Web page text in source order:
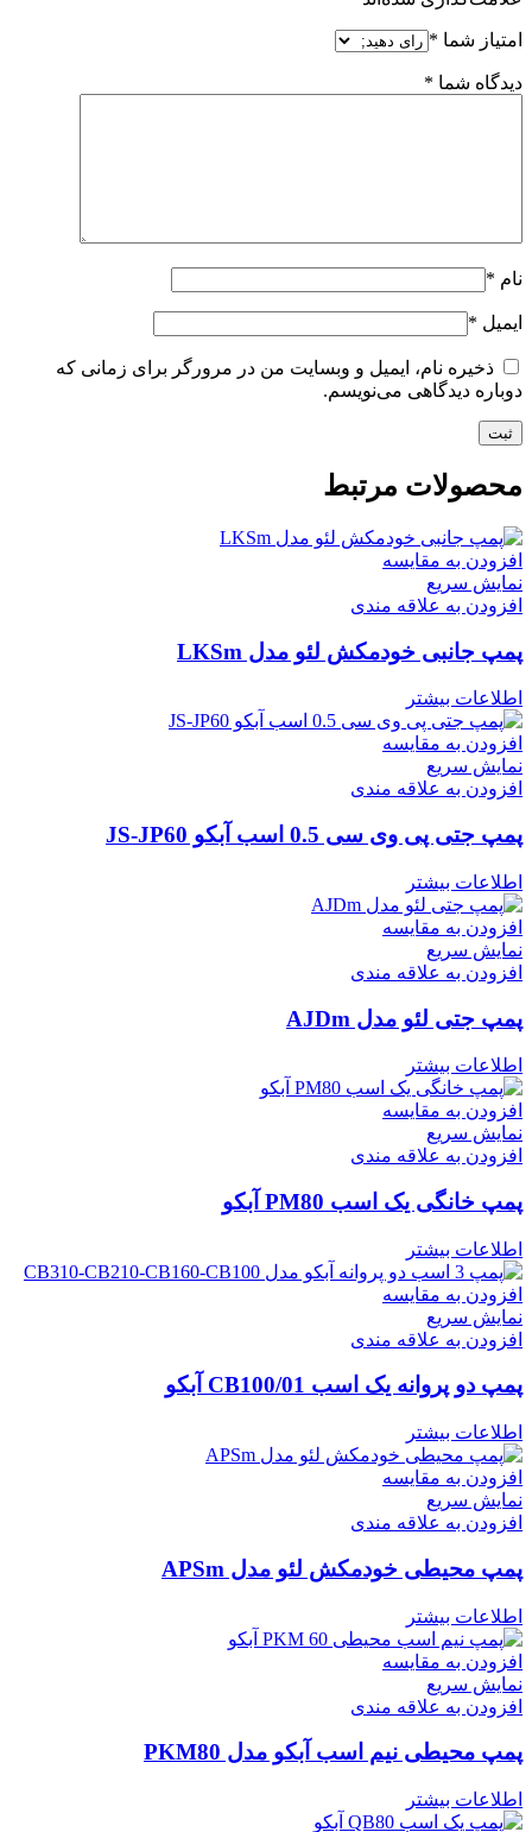
امتیاز شما *
دیدگاه شما *
نام *
ایمیل *
ذخیره نام، ایمیل و وبسایت من در مرورگر برای زمانی که
دوباره دیدگاهی می‌نویسم.
محصولات مرتبط
افزودن به مقایسه
نمایش سریع
افزودن به علاقه مندی
پمپ جانبی خودمکش لئو مدل LKSm
اطلاعات بیشتر
افزودن به مقایسه
نمایش سریع
افزودن به علاقه مندی
پمپ جتی پی وی سی 0.5 اسب آبکو JS-JP60
اطلاعات بیشتر
افزودن به مقایسه
نمایش سریع
افزودن به علاقه مندی
پمپ جتی لئو مدل AJDm
اطلاعات بیشتر
افزودن به مقایسه
نمایش سریع
افزودن به علاقه مندی
پمپ خانگی یک اسب PM80 آبکو
اطلاعات بیشتر
افزودن به مقایسه
نمایش سریع
افزودن به علاقه مندی
پمپ دو پروانه یک اسب CB100/01 آبکو
اطلاعات بیشتر
افزودن به مقایسه
نمایش سریع
افزودن به علاقه مندی
پمپ محیطی خودمکش لئو مدل APSm
اطلاعات بیشتر
افزودن به مقایسه
نمایش سریع
افزودن به علاقه مندی
پمپ محیطی نیم اسب آبکو مدل PKM80
اطلاعات بیشتر